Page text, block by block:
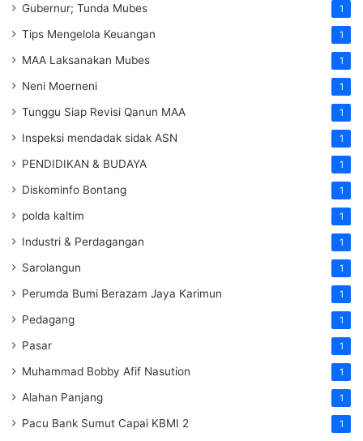
Gubernur; Tunda Mubes 1
Tips Mengelola Keuangan 1
MAA Laksanakan Mubes 1
Neni Moerneni 1
Tunggu Siap Revisi Qanun MAA 1
Inspeksi mendadak sidak ASN 1
PENDIDIKAN & BUDAYA 1
Diskominfo Bontang 1
polda kaltim 1
Industri & Perdagangan 1
Sarolangun 1
Perumda Bumi Berazam Jaya Karimun 1
Pedagang 1
Pasar 1
Muhammad Bobby Afif Nasution 1
Alahan Panjang 1
Pacu Bank Sumut Capai KBMI 2 1